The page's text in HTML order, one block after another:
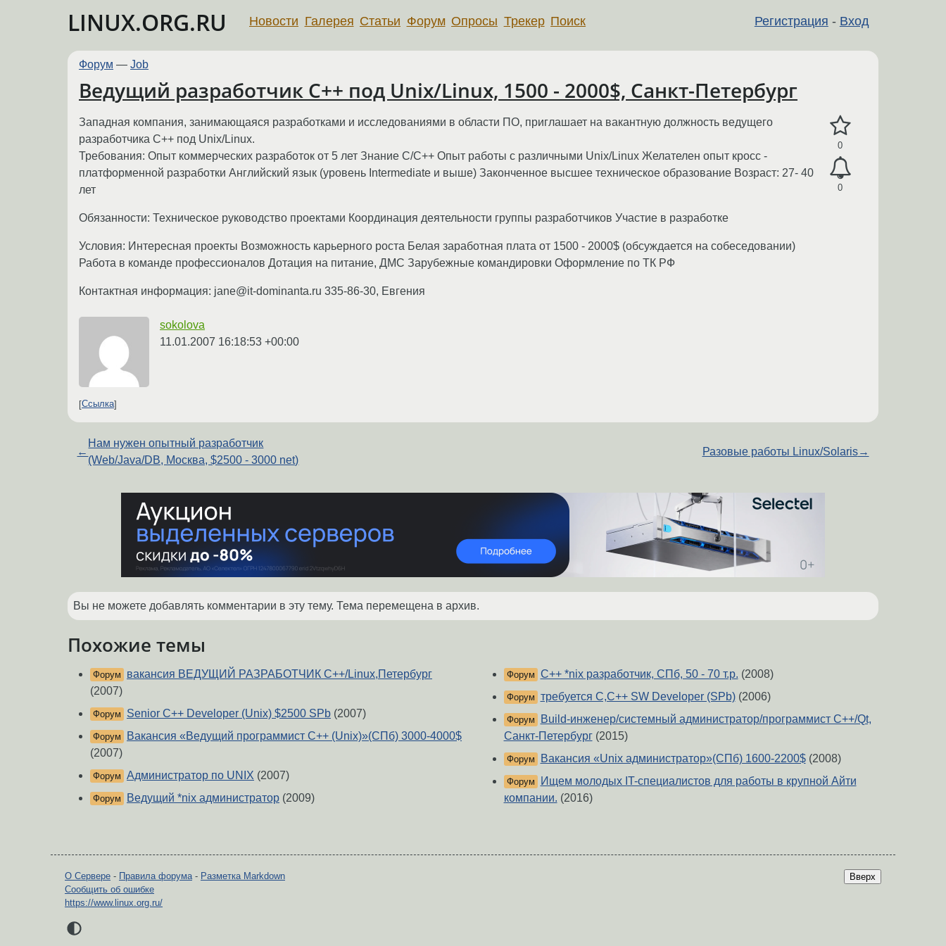
LINUX.ORG.RU Регистрация - Вход
Новости Галерея Статьи Форум Опросы Трекер Поиск
Форум — Job
Ведущий разработчик С++ под Unix/Linux, 1500 - 2000$, Санкт-Петербург
0
0
Западная компания, занимающаяся разработками и исследованиями в области ПО, приглашает на вакантную должность ведущего
разработчика С++ под Unix/Linux.
Требования: Опыт коммерческих разработок от 5 лет Знание C/C++ Опыт работы с различными Unix/Linux Желателен опыт кросс -
платформенной разработки Английский язык (уровень Intermediate и выше) Законченное высшее техническое образование Возраст: 27- 40
лет
Обязанности: Техническое руководство проектами Координация деятельности группы разработчиков Участие в разработке
Условия: Интересная проекты Возможность карьерного роста Белая заработная плата от 1500 - 2000$ (обсуждается на собеседовании)
Работа в команде профессионалов Дотация на питание, ДМС Зарубежные командировки Оформление по ТК РФ
Контактная информация: jane@it-dominanta.ru 335-86-30, Евгения
sokolova
11.01.2007 16:18:53 +00:00
Ссылка
←
Нам нужен опытный разработчик
(Web/Java/DB, Москва, $2500 - 3000 net)
Разовые работы Linux/Solaris→
Вы не можете добавлять комментарии в эту тему. Тема перемещена в архив.
Похожие темы
Форум
вакансия ВЕДУЩИЙ РАЗРАБОТЧИК C++/Linux,Петербург
(2007)
Форум Senior С++ Developer (Unix) $2500 SPb (2007)
Форум
Вакансия «Ведущий программист C++ (Unix)»(СПб) 3000-4000$
(2007)
Форум Администратор по UNIX (2007)
Форум Ведущий *nix администратор (2009)
Форум С++ *nix разработчик, СПб, 50 - 70 т.р. (2008)
Форум требуется C,C++ SW Developer (SPb)(2006)
Форум
Build-инженер/системный администратор/программист С++/Qt,
Санкт-Петербург(2015)
Форум Вакансия «Unix администратор»(СПб) 1600-2200$(2008)
Форум
Ищем молодых IT-специалистов для работы в крупной Айти
компании. (2016)
Вверх
О Сервере - Правила форума- Разметка Markdown
Сообщить об ошибке
https://www.linux.org.ru/